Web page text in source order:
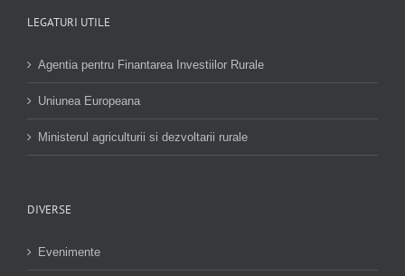
LEGATURI UTILE
Agentia pentru Finantarea Investiilor Rurale
Uniunea Europeana
Ministerul agriculturii si dezvoltarii rurale
DIVERSE
Evenimente